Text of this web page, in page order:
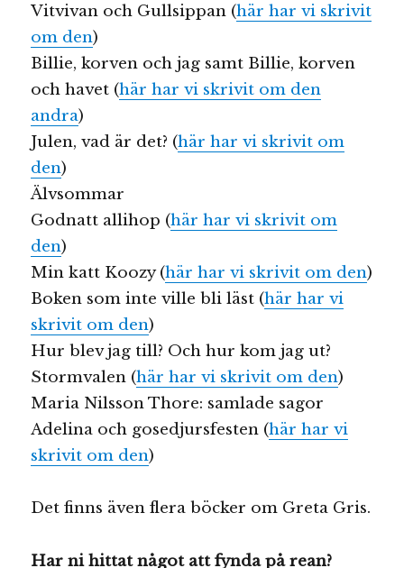
Vitvivan och Gullsippan (här har vi skrivit
om den)
Billie, korven och jag samt Billie, korven
och havet (här har vi skrivit om den
andra)
Julen, vad är det? (här har vi skrivit om
den)
Älvsommar
Godnatt allihop (här har vi skrivit om
den)
Min katt Koozy (här har vi skrivit om den)
Boken som inte ville bli läst (här har vi
skrivit om den)
Hur blev jag till? Och hur kom jag ut?
Stormvalen (här har vi skrivit om den)
Maria Nilsson Thore: samlade sagor
Adelina och gosedjursfesten (här har vi
skrivit om den)
Det finns även flera böcker om Greta Gris.
Har ni hittat något att fynda på rean?